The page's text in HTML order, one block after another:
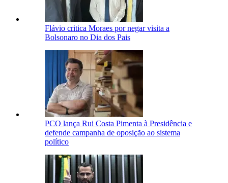
Flávio critica Moraes por negar visita a
Bolsonaro no Dia dos Pais
PCO lança Rui Costa Pimenta à Presidência e
defende campanha de oposição ao sistema
político